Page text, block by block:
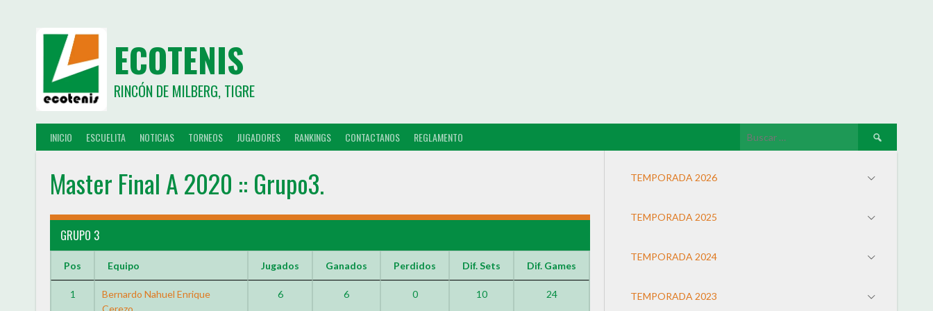
ECOTENIS
RINCÓN DE MILBERG, TIGRE
INICIO ESCUELITA NOTICIAS TORNEOS JUGADORES RANKINGS CONTACTANOS REGLAMENTO
Master Final A 2020 :: Grupo3.
GRUPO 3
Pos Equipo Jugados Ganados Perdidos Dif. Sets Dif. Games
1
Bernardo Nahuel Enrique
Cerezo
6 6 0 10 24
TEMPORADA 2026
TEMPORADA 2025
TEMPORADA 2024
TEMPORADA 2023